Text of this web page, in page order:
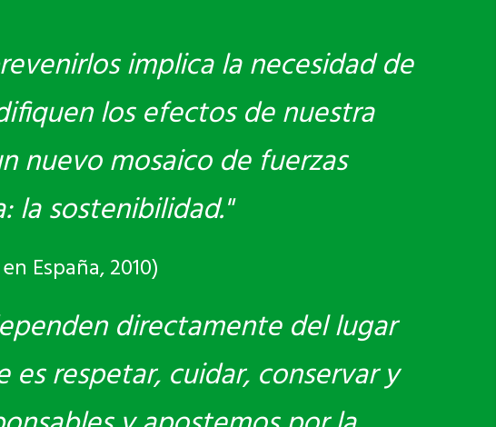
implica la necesidad de
los efectos de nuestra
nuevo mosaico de fuerzas
la sostenibilidad."
España, 2010)
directamente del lugar
respetar, cuidar, conservar y